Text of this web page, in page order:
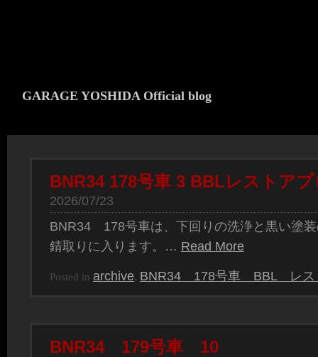
GARAGE YOSHIDA Official blog
BNR34 178号車 3 BBLレストア
2026/07/23
BNR34 178号車は、下回りの洗浄と黒い塗
錆取りに入ります。… Read More
Posted in archive, BNR34 178号車 BBL レス
BNR34 179号車 10